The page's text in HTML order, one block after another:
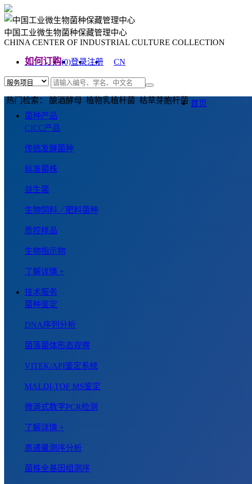
中国工业微生物菌种保藏管理中心
CHINA CENTER OF INDUSTRIAL CULTURE COLLECTION
如何订购(0)登录注册
CN
热门检索： 酿酒酵母 植物乳植杆菌 枯草芽胞杆菌 首页
菌种产品
CICC产品
传统发酵菌种
标准菌株
益生菌
生物饲料／肥料菌种
质控样品
生物指示物
了解详情 +
技术服务
菌种鉴定
DNA序列分析
菌落菌体形态观察
VITEK/API鉴定系统
MALDI-TOF MS鉴定
微滴式数字PCR检测
了解详情 +
高通量测序分析
菌株全基因组测序